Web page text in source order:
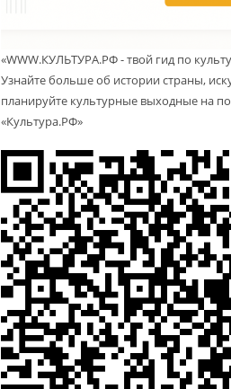
«WWW.КУЛЬТУРА.РФ - твой гид по
Узнайте больше об истории страны,
планируйте культурные выходные на
«Культура.РФ»